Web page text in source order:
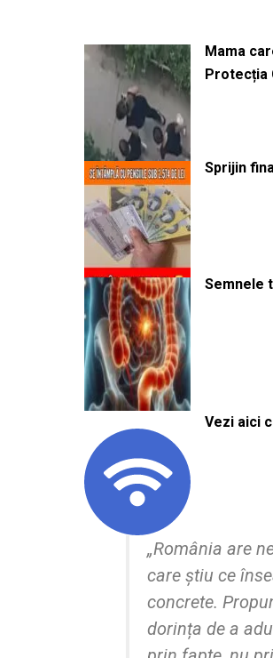
Mama
Protecția
Sprijin
Semnele
Vezi aici
„România are
care știu ce
concrete.
dorința de a